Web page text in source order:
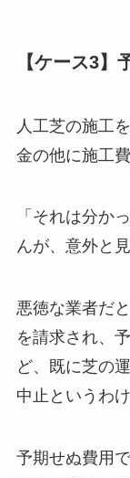
【ケース3】
人工芝の施工
金の他に施工
「それは分か
んが、意外と
悪徳な業者だ
を請求され、
ど、既に芝の
中止というわ
予期せぬ費用